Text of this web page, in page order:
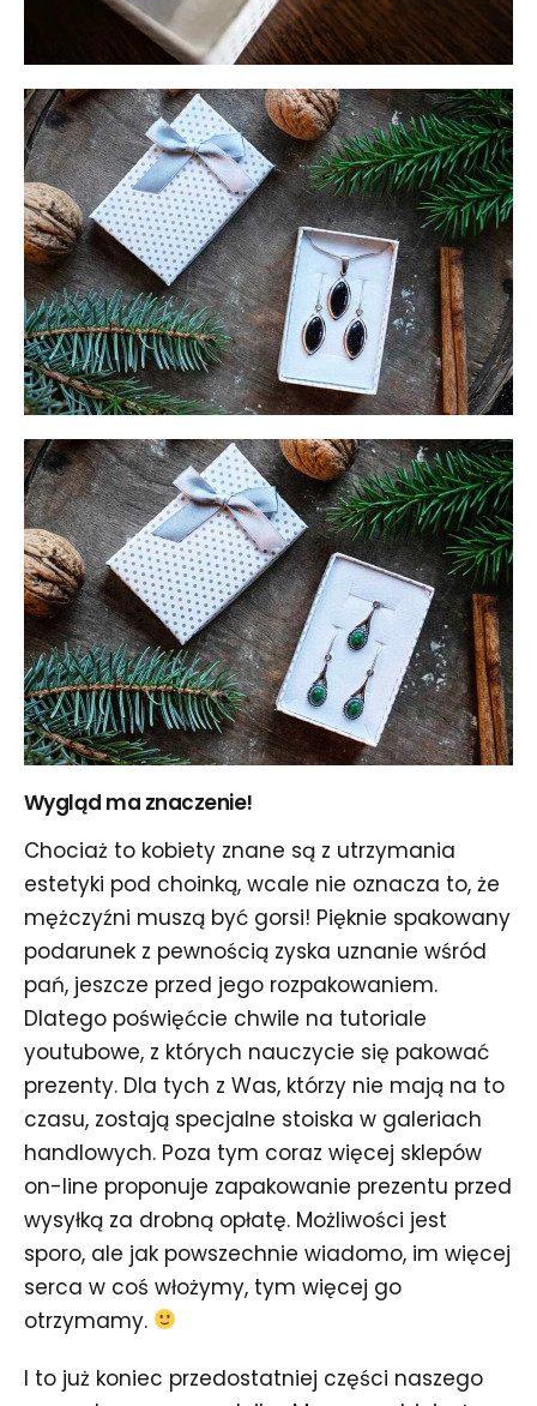
Wygląd ma znaczenie!
Chociaż to kobiety znane są z utrzymania
estetyki pod choinką, wcale nie oznacza to, że
mężczyźni muszą być gorsi! Pięknie spakowany
podarunek z pewnością zyska uznanie wśród
pań, jeszcze przed jego rozpakowaniem.
Dlatego poświęćcie chwile na tutoriale
youtubowe, z których nauczycie się pakować
prezenty. Dla tych z Was, którzy nie mają na to
czasu, zostają specjalne stoiska w galeriach
handlowych. Poza tym coraz więcej sklepów
on-line proponuje zapakowanie prezentu przed
wysyłką za drobną opłatę. Możliwości jest
sporo, ale jak powszechnie wiadomo, im więcej
serca w coś włożymy, tym więcej go
otrzymamy.
I to już koniec przedostatniej części naszego